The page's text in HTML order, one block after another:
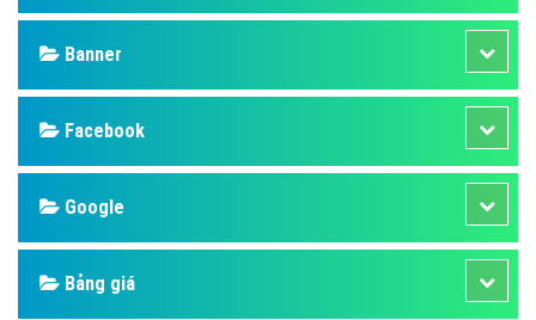
Banner
Facebook
Google
Bảng giá